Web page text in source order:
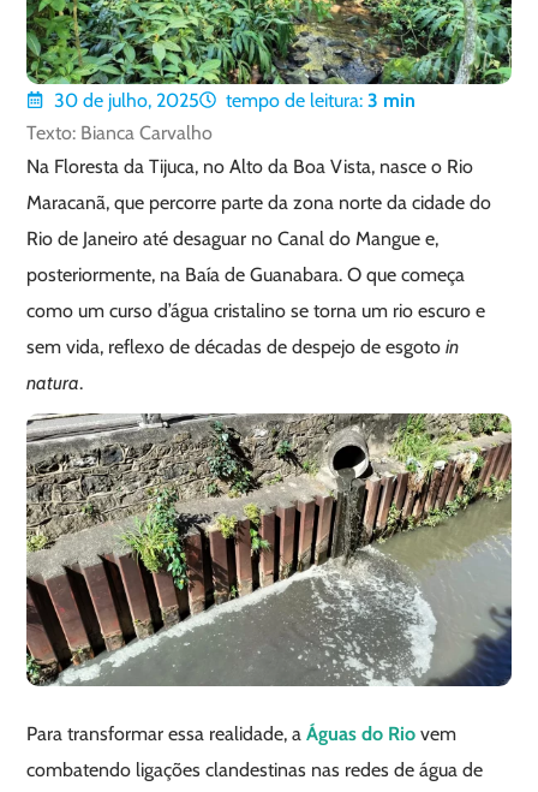
30 de julho, 2025 tempo de leitura: 3 min
Texto: Bianca Carvalho
Na Floresta da Tijuca, no Alto da Boa Vista, nasce o Rio
Maracanã, que percorre parte da zona norte da cidade do
Rio de Janeiro até desaguar no Canal do Mangue e,
posteriormente, na Baía de Guanabara. O que começa
como um curso d’água cristalino se torna um rio escuro e
sem vida, reflexo de décadas de despejo de esgotoin
natura.
Para transformar essa realidade, aÁguas do Rio vem
combatendo ligações clandestinas nas redes de água de